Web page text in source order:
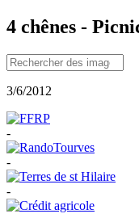
4 chênes -
3/6/2012
-
-
-